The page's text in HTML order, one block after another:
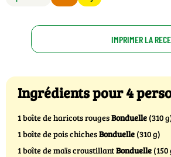
IMPRIMER LA
Ingrédients pour 4
1 boîte de haricots rougesBonduelle (310
1 boîte de pois chichesBonduelle (310 g)
1 boîte de maïs croustillantBonduelle (150